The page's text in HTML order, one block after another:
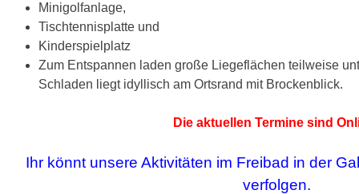
Minigolfanlage,
Tischtennisplatte und
Kinderspielplatz
Zum Entspannen laden große Liegeflächen teilweise
Schladen liegt idyllisch am Ortsrand mit Brockenblick.
Die aktuellen Termine sind
Ihr könnt unsere Aktivitäten im Freibad in der
verfolgen.